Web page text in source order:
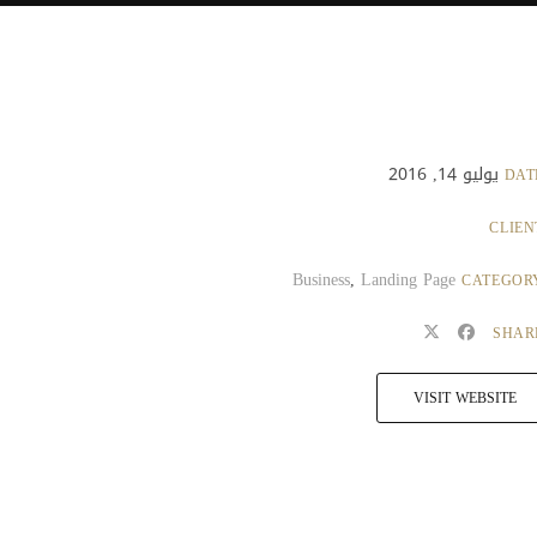
يوليو 14, 2016
Business,Landing Page
VISIT WEBSITE